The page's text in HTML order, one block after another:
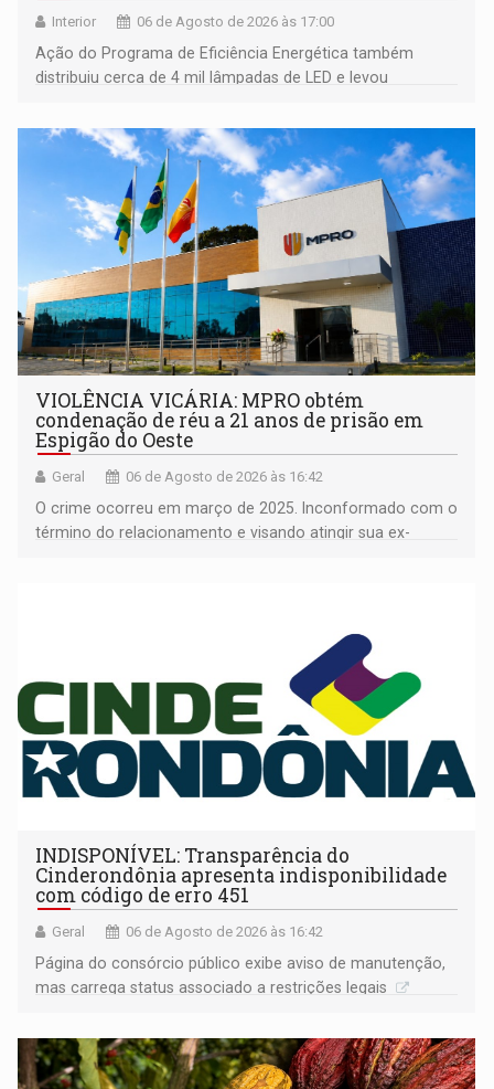
Interior 06 de Agosto de 2026 às 17:00
Ação do Programa de Eficiência Energética também
distribuiu cerca de 4 mil lâmpadas de LED e levou
comunidade
VIOLÊNCIA VICÁRIA: MPRO obtém
condenação de réu a 21 anos de prisão em
Espigão do Oeste
Geral 06 de Agosto de 2026 às 16:42
O crime ocorreu em março de 2025. Inconformado com o
término do relacionamento e visando atingir sua ex-
INDISPONÍVEL: Transparência do
Cinderondônia apresenta indisponibilidade
com código de erro 451
Geral 06 de Agosto de 2026 às 16:42
Página do consórcio público exibe aviso de manutenção,
mas carrega status associado a restrições legais